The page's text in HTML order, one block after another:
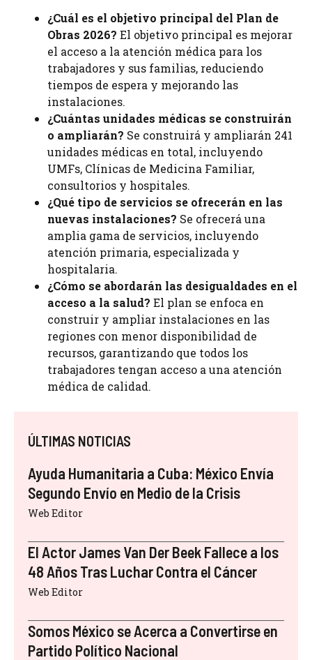
¿Cuál es el objetivo principal del Plan de
Obras 2026? El objetivo principal es mejorar
el acceso a la atención médica para los
trabajadores y sus familias, reduciendo
tiempos de espera y mejorando las
instalaciones.
¿Cuántas unidades médicas se construirán
o ampliarán? Se construirá y ampliarán 241
unidades médicas en total, incluyendo
UMFs, Clínicas de Medicina Familiar,
consultorios y hospitales.
¿Qué tipo de servicios se ofrecerán en las
nuevas instalaciones? Se ofrecerá una
amplia gama de servicios, incluyendo
atención primaria, especializada y
hospitalaria.
¿Cómo se abordarán las desigualdades en el
acceso a la salud? El plan se enfoca en
construir y ampliar instalaciones en las
regiones con menor disponibilidad de
recursos, garantizando que todos los
trabajadores tengan acceso a una atención
médica de calidad.
ÚLTIMAS NOTICIAS
Ayuda Humanitaria a Cuba: México Envía
Segundo Envío en Medio de la Crisis
Web Editor
El Actor James Van Der Beek Fallece a los
48 Años Tras Luchar Contra el Cáncer
Web Editor
Somos México se Acerca a Convertirse en
Partido Político Nacional